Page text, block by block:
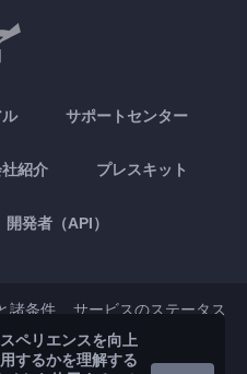
サポートセンター
紹介 プレスキット
開発者（API）
諸条件 サービスのステータス
Google Play
ペリエンスを向上
するかを理解する